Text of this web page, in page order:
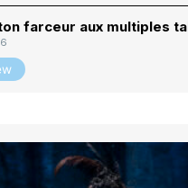
farceur aux multiples